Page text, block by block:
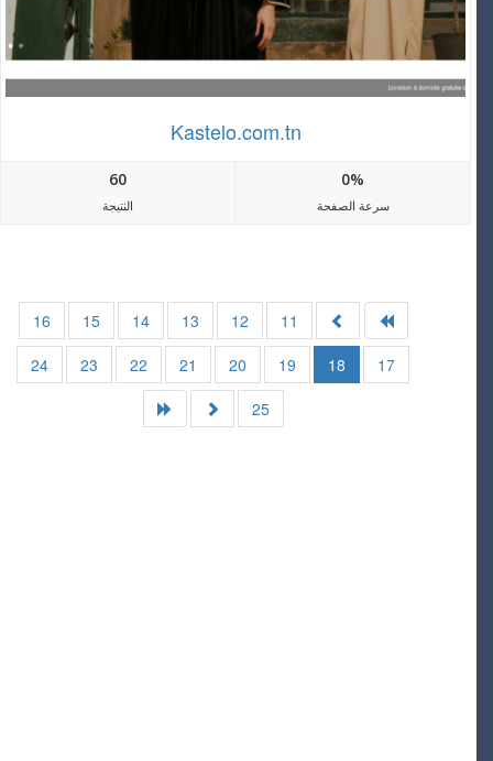
Kastelo.com.tn
60
النتيجة
0%
سرعة الصفحة
12
13
14
15
16
17
24
25